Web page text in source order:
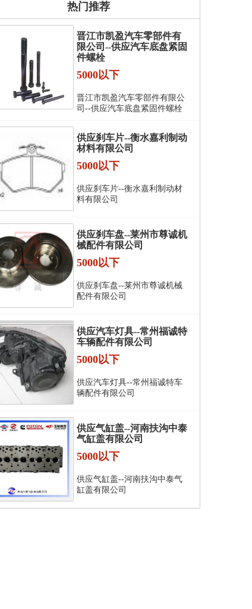
热门推荐
晋江市凯盈汽车零部件有
限公司--供应汽车底盘紧固
件螺栓
5000以下
晋江市凯盈汽车零部件有限公
司--供应汽车底盘紧固件螺栓
供应刹车片--衡水嘉利制动
材料有限公司
5000以下
供应刹车片--衡水嘉利制动材
料有限公司
供应刹车盘--莱州市尊诚机
械配件有限公司
5000以下
供应刹车盘--莱州市尊诚机械
配件有限公司
供应汽车灯具--常州福诚特
车辆配件有限公司
5000以下
供应汽车灯具--常州福诚特车
辆配件有限公司
供应气缸盖--河南扶沟中泰
气缸盖有限公司
5000以下
供应气缸盖--河南扶沟中泰气
缸盖有限公司